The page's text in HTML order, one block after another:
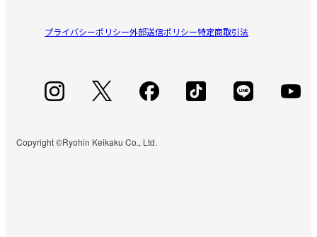
プライバシーポリシー外部送信ポリシー特定商取引法
Copyright ©Ryohin Keikaku Co., Ltd.